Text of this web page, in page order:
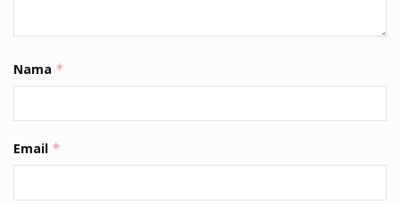
Nama *
Email *